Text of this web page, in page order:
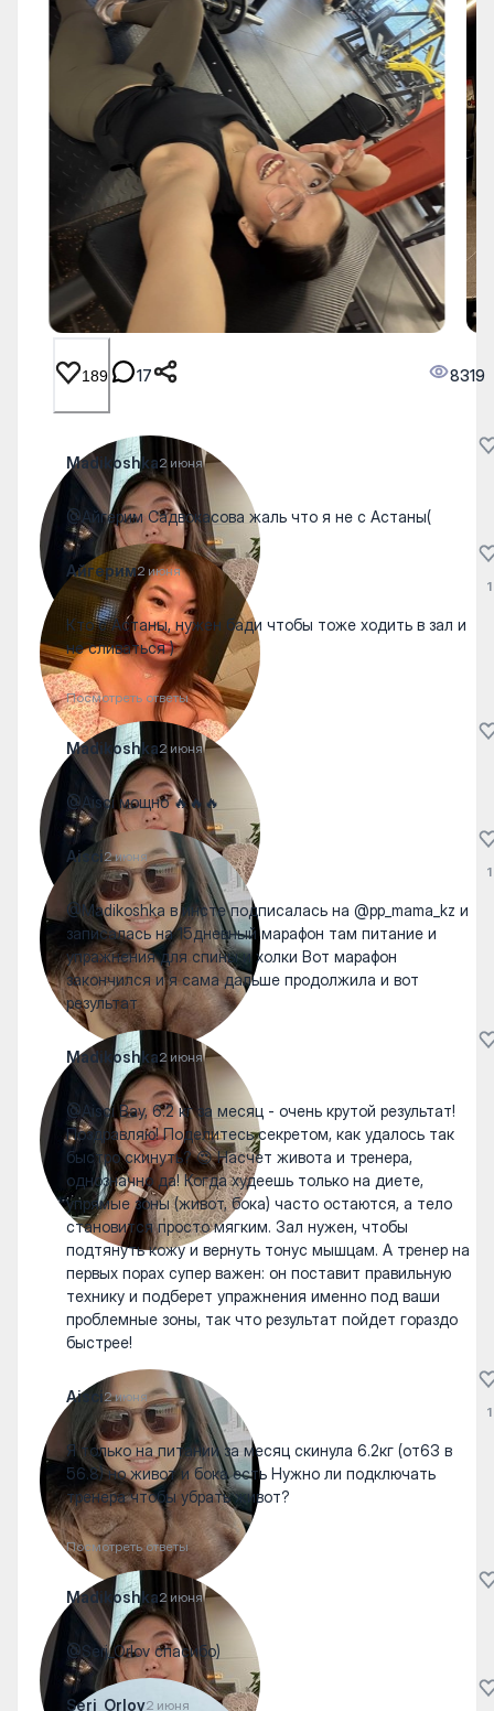
189 17 8319
Madikoshka2 июня
@Айгерим Садвокасова жаль что я не с Астаны(
Айгерим2 июня
Кто с Астаны, нужен бади чтобы тоже ходить в зал и
не сливаться )
Посмотреть ответы
1
Madikoshka2 июня
@Aisci мощно 🔥🔥🔥
Aisci 2 июня
@Madikoshka в инсте подписалась на @pp_mama_kz и
записалась на 15дневный марафон там питание и
упражнения для спины и холки Вот марафон
закончился и я сама дальше продолжила и вот
результат
1
Madikoshka2 июня
@Aisci Вау, 6.2 кг за месяц - очень крутой результат!
Поздравляю! Поделитесь секретом, как удалось так
быстро скинуть? 😍 Насчет живота и тренера,
однозначно да! Когда худеешь только на диете,
упрямые зоны (живот, бока) часто остаются, а тело
становится просто мягким. Зал нужен, чтобы
подтянуть кожу и вернуть тонус мышцам. А тренер на
первых порах супер важен: он поставит правильную
технику и подберет упражнения именно под ваши
проблемные зоны, так что результат пойдет гораздо
быстрее!
Aisci 2 июня
Я только на питании за месяц скинула 6.2кг (от63 в
56.8) но живот и бока есть Нужно ли подключать
тренера чтобы убрать живот?
Посмотреть ответы
1
Madikoshka2 июня
@Serj_Orlov спасибо)
Serj_Orlov2 июня